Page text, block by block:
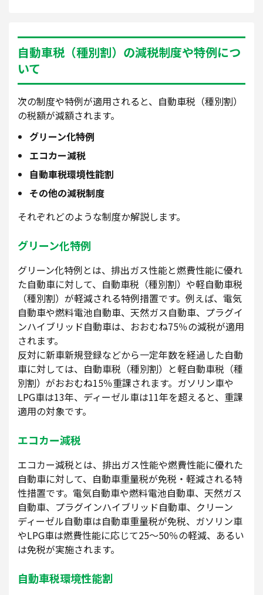
自動車税（種別割）の減税制度や特例につ
いて
次の制度や特例が適用されると、自動車税（種別割）
の税額が減額されます。
グリーン化特例
エコカー減税
自動車税環境性能割
その他の減税制度
それぞれどのような制度か解説します。
グリーン化特例
グリーン化特例とは、排出ガス性能と燃費性能に優れ
た自動車に対して、自動車税（種別割）や軽自動車税
（種別割）が軽減される特例措置です。例えば、電気
自動車や燃料電池自動車、天然ガス自動車、プラグイ
ンハイブリッド自動車は、おおむね75％の減税が適用
されます。
反対に新車新規登録などから一定年数を経過した自動
車に対しては、自動車税（種別割）と軽自動車税（種
別割）がおおむね15％重課されます。ガソリン車や
LPG車は13年、ディーゼル車は11年を超えると、重課
適用の対象です。
エコカー減税
エコカー減税とは、排出ガス性能や燃費性能に優れた
自動車に対して、自動車重量税が免税・軽減される特
性措置です。電気自動車や燃料電池自動車、天然ガス
自動車、プラグインハイブリッド自動車、クリーン
ディーゼル自動車は自動車重量税が免税、ガソリン車
やLPG車は燃費性能に応じて25～50％の軽減、あるい
は免税が実施されます。
自動車税環境性能割